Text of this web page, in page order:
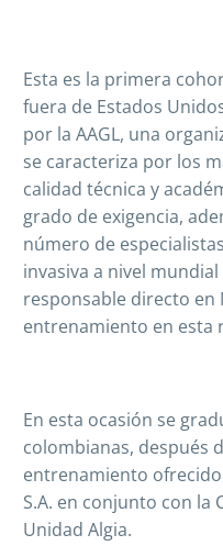
Esta es la primera
fuera de Estados
por la AAGL, una
se caracteriza por los
calidad técnica y
grado de exigencia,
número de
invasiva a nivel
responsable directo en
entrenamiento en esta
En esta ocasión se
colombianas, después
entrenamiento
S.A. en conjunto con la
Unidad Algia.